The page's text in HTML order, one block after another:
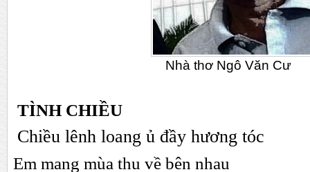
Nhà thơ Ngô Văn Cư
TÌNH CHIỀU
Chiều lênh loang ủ đầy hương tóc
Em mang mùa thu về bên nhau